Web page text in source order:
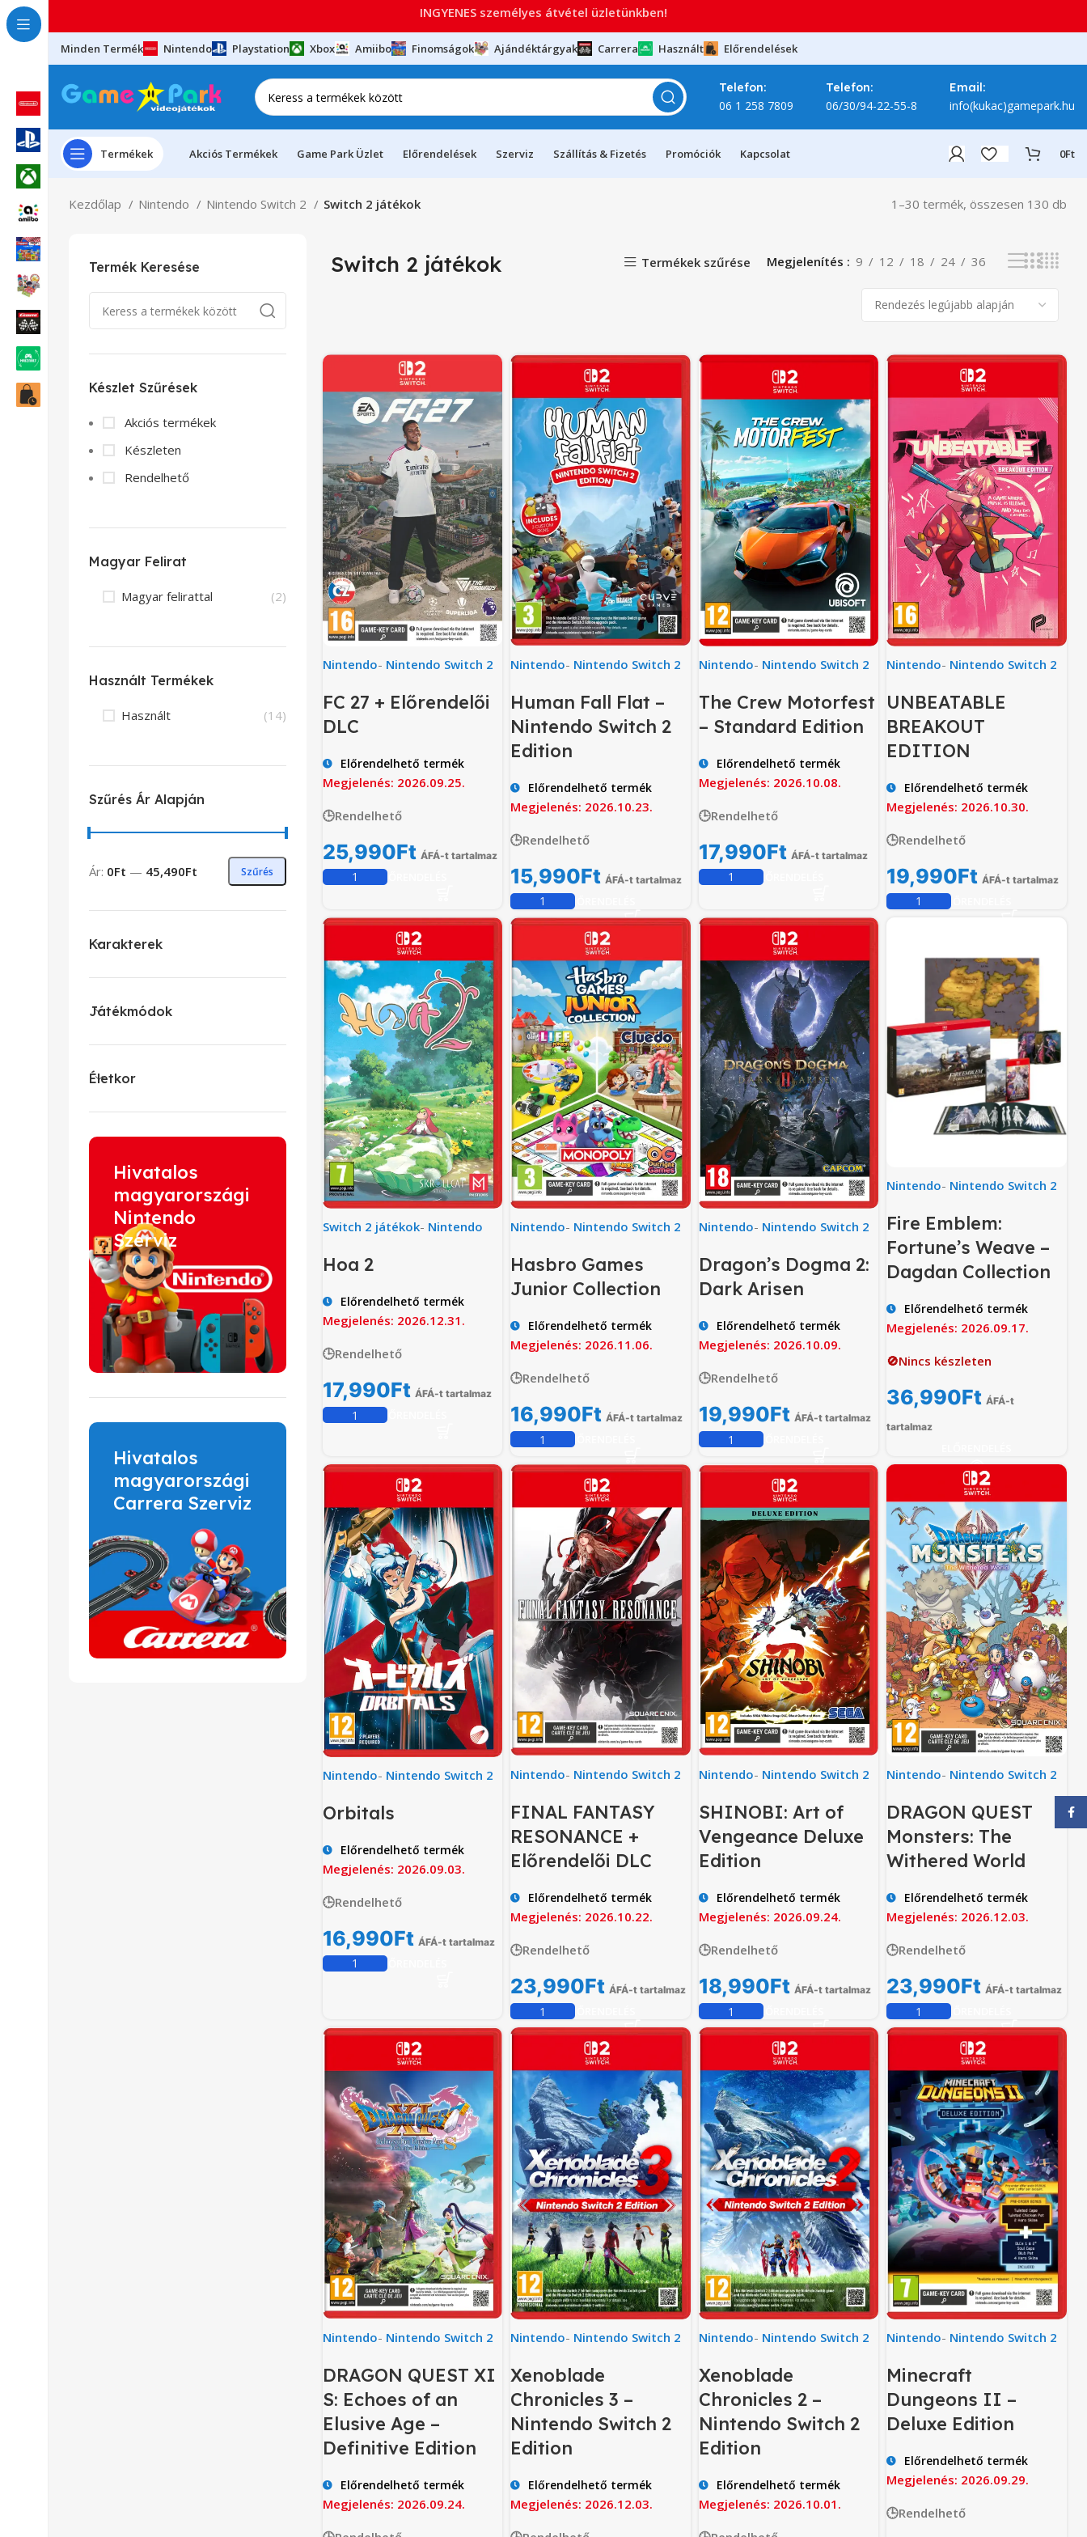
Minden Termék Nintendo Playstation Xbox Amiibo Finomságok Ajándéktárgyak Carrera Használt Előrendelések
Telefon:
06 1 258 7809
Telefon:
06/30/94-22-55-8
Email:
info(kukac)gamepark.hu
Termékek Akciós Termékek Game Park Üzlet Előrendelések Szerviz Szállítás & Fizetés Promóciók Kapcsolat 0Ft
Kezdőlap Nintendo Nintendo Switch 2 Switch 2 játékok 1–30 termék, összesen 130 db
Termék Keresése
Készlet Szűrések
Akciós termékek
Készleten
Rendelhető
Magyar Felirat
Magyar felirattal (2)
Használt Termékek
Használt (14)
Szűrés Ár Alapján
Szűrés
Ár: 0Ft — 45,490Ft
Karakterek
Játékmódok
Életkor
Hivatalos
magyarországi
Nintendo
Szerviz
Hivatalos
magyarországi
Carrera Szerviz
Switch 2 játékok Termékek szűrése Megjelenítés 9 12 18 24 36
Nintendo- Nintendo Switch 2
FC 27 + Előrendelői
DLC
Előrendelhető termék
Megjelenés: 2026.09.25.
🕒Rendelhető
25,990Ft ÁFÁ-t tartalmaz
ELŐRENDELÉS
Nintendo- Nintendo Switch 2
Human Fall Flat –
Nintendo Switch 2
Edition
Előrendelhető termék
Megjelenés: 2026.10.23.
🕒Rendelhető
15,990Ft ÁFÁ-t tartalmaz
ELŐRENDELÉS
Nintendo- Nintendo Switch 2
The Crew Motorfest
– Standard Edition
Előrendelhető termék
Megjelenés: 2026.10.08.
🕒Rendelhető
17,990Ft ÁFÁ-t tartalmaz
ELŐRENDELÉS
Nintendo- Nintendo Switch 2
UNBEATABLE
BREAKOUT
EDITION
Előrendelhető termék
Megjelenés: 2026.10.30.
🕒Rendelhető
19,990Ft ÁFÁ-t tartalmaz
ELŐRENDELÉS
Switch 2 játékok- Nintendo
Hoa 2
Előrendelhető termék
Megjelenés: 2026.12.31.
🕒Rendelhető
17,990Ft ÁFÁ-t tartalmaz
Nintendo- Nintendo Switch 2
Hasbro Games
Junior Collection
Előrendelhető termék
Megjelenés: 2026.11.06.
🕒Rendelhető
16,990Ft ÁFÁ-t tartalmaz
Nintendo- Nintendo Switch 2
Dragon’s Dogma 2:
Dark Arisen
Előrendelhető termék
Megjelenés: 2026.10.09.
🕒Rendelhető
19,990Ft ÁFÁ-t tartalmaz
Nintendo- Nintendo Switch 2
Fire Emblem:
Fortune’s Weave –
Dagdan Collection
Előrendelhető termék
Megjelenés: 2026.09.17.
🚫Nincs készleten
36,990Ft ÁFÁ-t
tartalmaz
Nintendo- Nintendo Switch 2
Orbitals
Előrendelhető termék
Megjelenés: 2026.09.03.
🕒Rendelhető
16,990Ft ÁFÁ-t tartalmaz
ELŐRENDELÉS
Nintendo- Nintendo Switch 2
FINAL FANTASY
RESONANCE +
Előrendelői DLC
Előrendelhető termék
Megjelenés: 2026.10.22.
🕒Rendelhető
23,990Ft ÁFÁ-t tartalmaz
ELŐRENDELÉS
Nintendo- Nintendo Switch 2
SHINOBI: Art of
Vengeance Deluxe
Edition
Előrendelhető termék
Megjelenés: 2026.09.24.
🕒Rendelhető
18,990Ft ÁFÁ-t tartalmaz
ELŐRENDELÉS
Nintendo- Nintendo Switch 2
DRAGON QUEST
Monsters: The
Withered World
Előrendelhető termék
Megjelenés: 2026.12.03.
🕒Rendelhető
23,990Ft ÁFÁ-t tartalmaz
ELŐRENDELÉS
Nintendo- Nintendo Switch 2
DRAGON QUEST XI
S: Echoes of an
Elusive Age –
Definitive Edition
Előrendelhető termék
Megjelenés: 2026.09.24.
Nintendo- Nintendo Switch 2
Xenoblade
Chronicles 3 –
Nintendo Switch 2
Edition
Előrendelhető termék
Megjelenés: 2026.12.03.
Nintendo- Nintendo Switch 2
Xenoblade
Chronicles 2 –
Nintendo Switch 2
Edition
Előrendelhető termék
Megjelenés: 2026.10.01.
Nintendo- Nintendo Switch 2
Minecraft
Dungeons II –
Deluxe Edition
Előrendelhető termék
Megjelenés: 2026.09.29.
🕒Rendelhető
INGYENES személyes átvétel üzletünkben!